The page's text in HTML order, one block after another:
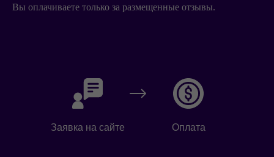
Вы оплачиваете только за размещенные отзывы.
Заявка на сайте Оплата